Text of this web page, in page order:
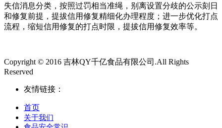
失信消息分类，按照过罚相当准绳，别离设置分歧的公示刻日
和修复前提，提拔信用修复精细化办理程度；进一步优化打点
流程，缩短信用修复的打点时限，提拔信用修复效率等。
Copyright © 2016 吉林QY千亿食品有限公司.All Rights
Reserved
友情链接：
首页
关于我们